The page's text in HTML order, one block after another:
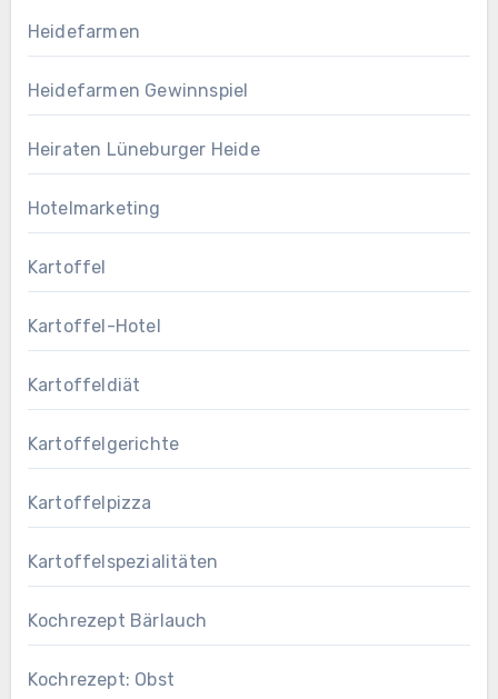
Heidefarmen
Heidefarmen Gewinnspiel
Heiraten Lüneburger Heide
Hotelmarketing
Kartoffel
Kartoffel-Hotel
Kartoffeldiät
Kartoffelgerichte
Kartoffelpizza
Kartoffelspezialitäten
Kochrezept Bärlauch
Kochrezept: Obst